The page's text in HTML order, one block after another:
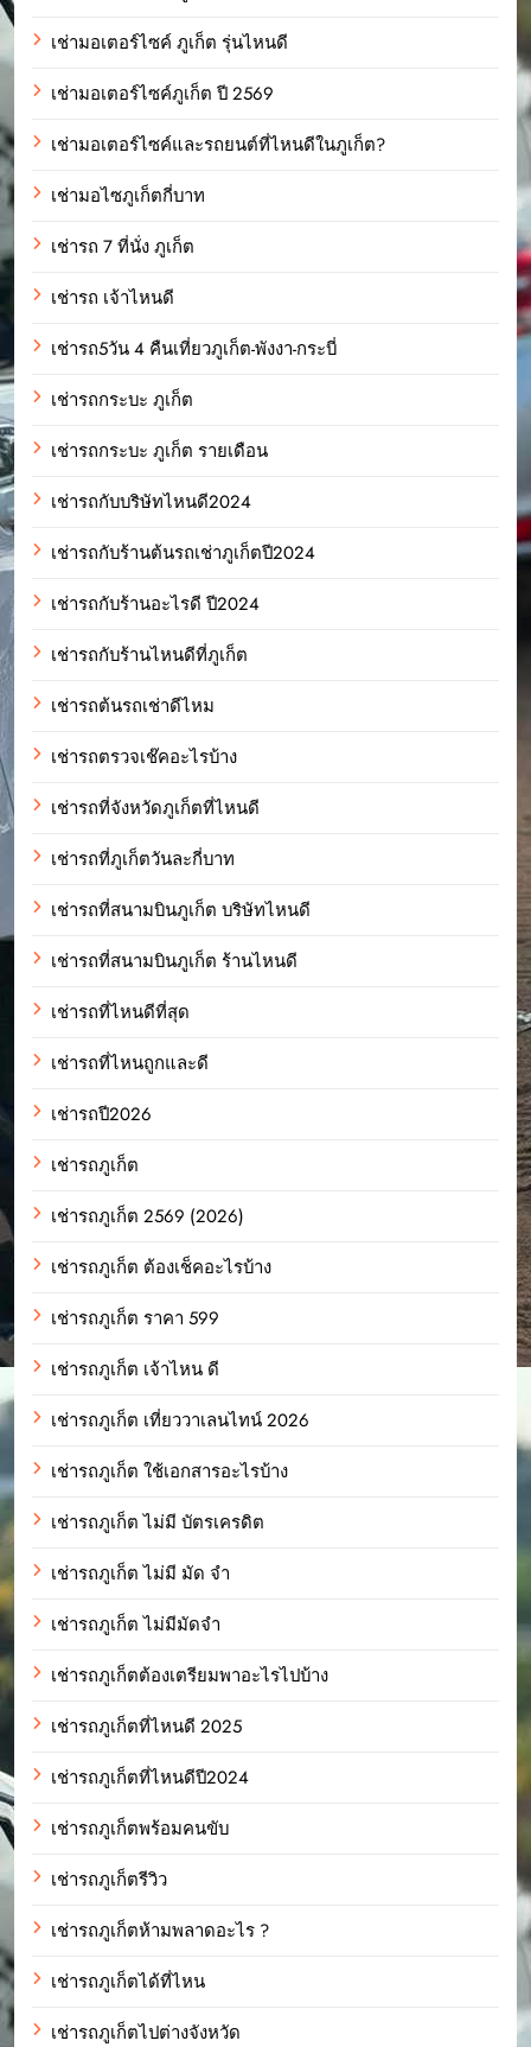
เช่ามอเตอร์ไซค์ ภูเก็ต รุ่นไหนดี
เช่ามอเตอร์ไซค์ภูเก็ต ปี 2569
เช่ามอเตอร์ไซค์และรถยนต์ที่ไหนดีในภูเก็ต?
เช่ามอไซภูเก็ตกี่บาท
เช่ารถ 7 ที่นั่ง ภูเก็ต
เช่ารถ เจ้าไหนดี
เช่ารถ5วัน 4 คืนเที่ยวภูเก็ต-พังงา-กระบี่
เช่ารถกระบะ ภูเก็ต
เช่ารถกระบะ ภูเก็ต รายเดือน
เช่ารถกับบริษัทไหนดี2024
เช่ารถกับร้านต้นรถเช่าภูเก็ตปี2024
เช่ารถกับร้านอะไรดี ปี2024
เช่ารถกับร้านไหนดีที่ภูเก็ต
เช่ารถต้นรถเช่าดีไหม
เช่ารถตรวจเช๊คอะไรบ้าง
เช่ารถที่จังหวัดภูเก็ตที่ไหนดี
เช่ารถที่ภูเก็ตวันละกี่บาท
เช่ารถที่สนามบินภูเก็ต บริษัทไหนดี
เช่ารถที่สนามบินภูเก็ต ร้านไหนดี
เช่ารถที่ไหนดีที่สุด
เช่ารถที่ไหนถูกและดี
เช่ารถปี2026
เช่ารถภูเก็ต
เช่ารถภูเก็ต 2569 (2026)
เช่ารถภูเก็ต ต้องเช็คอะไรบ้าง
เช่ารถภูเก็ต ราคา 599
เช่ารถภูเก็ต เจ้าไหน ดี
เช่ารถภูเก็ต เที่ยววาเลนไทน์ 2026
เช่ารถภูเก็ต ใช้เอกสารอะไรบ้าง
เช่ารถภูเก็ต ไม่มี บัตรเครดิต
เช่ารถภูเก็ต ไม่มี มัด จํา
เช่ารถภูเก็ต ไม่มีมัดจำ
เช่ารถภูเก็ตต้องเตรียมพาอะไรไปบ้าง
เช่ารถภูเก็ตที่ไหนดี 2025
เช่ารถภูเก็ตที่ไหนดีปี2024
เช่ารถภูเก็ตพร้อมคนขับ
เช่ารถภูเก็ตรีวิว
เช่ารถภูเก็ตห้ามพลาดอะไร ?
เช่ารถภูเก็ตได้ที่ไหน
เช่ารถภูเก็ตไปต่างจังหวัด